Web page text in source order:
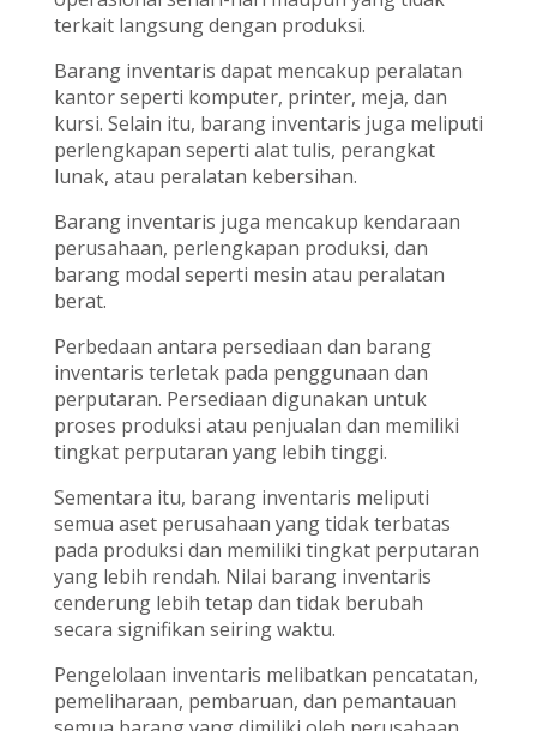
terkait langsung dengan produksi.
Barang inventaris dapat mencakup peralatan
kantor seperti komputer, printer, meja, dan
kursi. Selain itu, barang inventaris juga meliputi
perlengkapan seperti alat tulis, perangkat
lunak, atau peralatan kebersihan.
Barang inventaris juga mencakup kendaraan
perusahaan, perlengkapan produksi, dan
barang modal seperti mesin atau peralatan
berat.
Perbedaan antara persediaan dan barang
inventaris terletak pada penggunaan dan
perputaran. Persediaan digunakan untuk
proses produksi atau penjualan dan memiliki
tingkat perputaran yang lebih tinggi.
Sementara itu, barang inventaris meliputi
semua aset perusahaan yang tidak terbatas
pada produksi dan memiliki tingkat perputaran
yang lebih rendah. Nilai barang inventaris
cenderung lebih tetap dan tidak berubah
secara signifikan seiring waktu.
Pengelolaan inventaris melibatkan pencatatan,
pemeliharaan, pembaruan, dan pemantauan